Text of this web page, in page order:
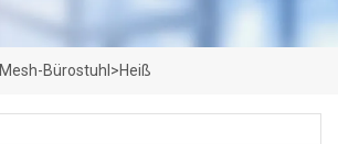
Mesh-Bürostuhl >Heiß